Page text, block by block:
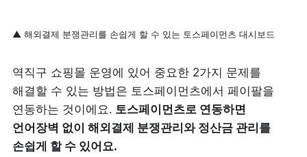
▲ 해외결제 분쟁관리를 손쉽게 할 수 있는 토스페이먼츠 대시보드
역직구 쇼핑몰 운영에 있어 중요한 2가지 문제를
해결할 수 있는 방법은 토스페이먼츠에서 페이팔을
연동하는 것이에요. 토스페이먼츠로 연동하면
언어장벽 없이 해외결제 분쟁관리와 정산금 관리를
손쉽게 할 수 있어요.